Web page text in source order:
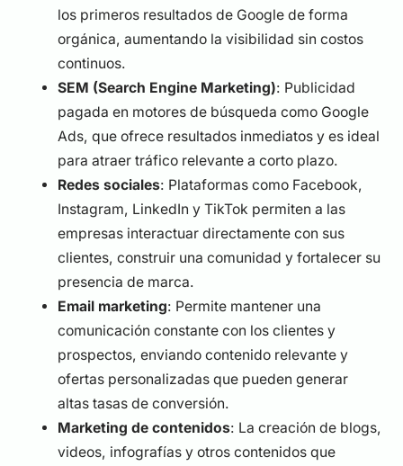
los primeros resultados de Google de forma
orgánica, aumentando la visibilidad sin costos
continuos.
SEM (Search Engine Marketing): Publicidad
pagada en motores de búsqueda como Google
Ads, que ofrece resultados inmediatos y es ideal
para atraer tráfico relevante a corto plazo.
Redes sociales: Plataformas como Facebook,
Instagram, LinkedIn y TikTok permiten a las
empresas interactuar directamente con sus
clientes, construir una comunidad y fortalecer su
presencia de marca.
Email marketing: Permite mantener una
comunicación constante con los clientes y
prospectos, enviando contenido relevante y
ofertas personalizadas que pueden generar
altas tasas de conversión.
Marketing de contenidos: La creación de blogs,
videos, infografías y otros contenidos que